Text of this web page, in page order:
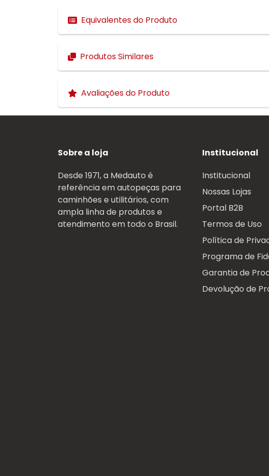
Equivalentes do Produto
Produtos Similares
Avaliações do Produto
Sobre a loja
Desde 1971, a Medauto é
referência em autopeças para
caminhões e utilitários, com
ampla linha de produtos e
atendimento em todo o Brasil.
Institucional
Institucional
Nossas Lojas
Portal B2B
Termos de Uso
Política de
Programa de
Garantia de
Devolução de